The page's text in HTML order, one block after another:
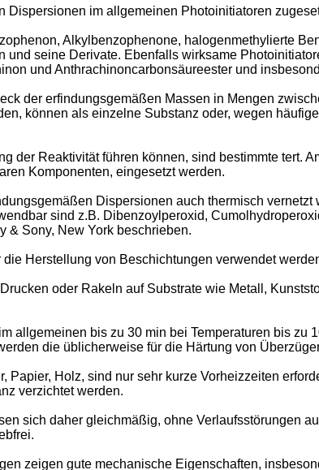
Dispersionen im allgemeinen Photoinitiatoren
Alkylbenzophenone, halogenmethylierte
seine Derivate. Ebenfalls wirksame
und Anthrachinoncarbonsäureester und
der erfindungsgemäßen Massen in Mengen
können als einzelne Substanz oder, wegen
der Reaktivität führen können, sind bestimmte tert.
Komponenten, eingesetzt werden.
Dispersionen auch thermisch
sind z.B. Dibenzoylperoxid,
& Sony, New York beschrieben.
Herstellung von Beschichtungen verwendet
oder Rakeln auf Substrate wie Metall,
allgemeinen bis zu 30 min bei Temperaturen bis zu
die üblicherweise für die Härtung von
Papier, Holz, sind nur sehr kurze Vorheizzeiten
verzichtet werden.
sich daher gleichmäßig, ohne Verlaufsstörungen
zeigen gute mechanische Eigenschaften,